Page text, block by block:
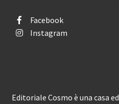
Facebook
Instagram
Editoriale Cosmo è una casa